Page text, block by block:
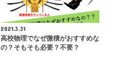
2021.3.31
高校物理でなぜ微積がおすすめな
の？そもそも必要？不要？